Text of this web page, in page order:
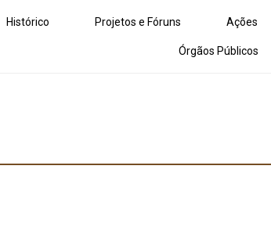
Histórico Projetos e Fóruns Ações
Órgãos Públicos